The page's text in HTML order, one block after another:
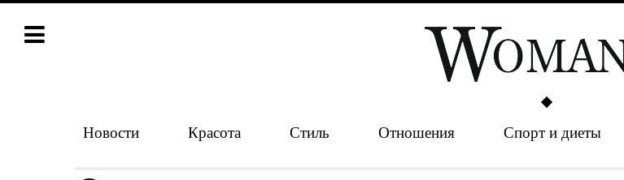
Новости Красота Стиль Отношения Спорт и диеты